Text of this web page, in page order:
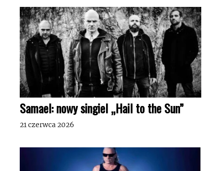
Samael: nowy singiel „Hail to the Sun”
21 czerwca 2026